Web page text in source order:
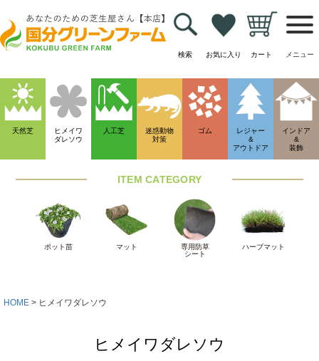
検索 お気に入り カート メニュー
HOME ヒメイワダレソウ
ヒメイワダレソウ